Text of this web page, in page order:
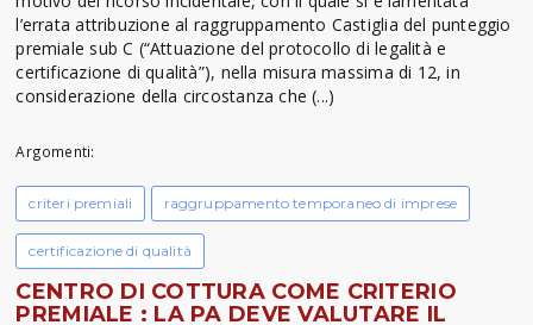
l’errata attribuzione al raggruppamento Castiglia del punteggio
premiale sub C (“Attuazione del protocollo di legalità e
certificazione di qualità”), nella misura massima di 12, in
considerazione della circostanza che (...)
Argomenti:
criteri premiali raggruppamento temporaneo di imprese
certificazione di qualità
CENTRO DI COTTURA COME CRITERIO
PREMIALE : LA PA DEVE VALUTARE IL